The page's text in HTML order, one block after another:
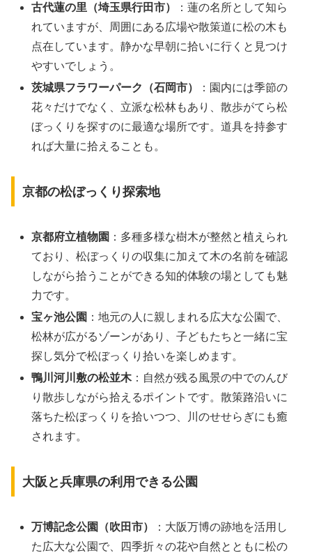
古代蓮の里（埼玉県行田市）
：蓮の名所として知ら
れていますが、周囲にある広場や散策道に松の木も
点在しています。静かな早朝に拾いに行くと見つけ
やすいでしょう。
茨城県フラワーパーク（石岡市）
：園内には季節の
花々だけでなく、立派な松林もあり、散歩がてら松
ぼっくりを探すのに最適な場所です。道具を持参す
れば大量に拾えることも。
京都の松ぼっくり探索地
京都府立植物園 ：多種多様な樹木が整然と植えられ
ており、松ぼっくりの収集に加えて木の名前を確認
しながら拾うことができる知的体験の場としても魅
力です。
宝ヶ池公園 ：地元の人に親しまれる広大な公園で、
松林が広がるゾーンがあり、子どもたちと一緒に宝
探し気分で松ぼっくり拾いを楽しめます。
鴨川河川敷の松並木：自然が残る風景の中でのんび
り散歩しながら拾えるポイントです。散策路沿いに
落ちた松ぼっくりを拾いつつ、川のせせらぎにも癒
されます。
大阪と兵庫県の利用できる公園
万博記念公園（吹田市）
：大阪万博の跡地を活用し
た広大な公園で、四季折々の花や自然とともに松の